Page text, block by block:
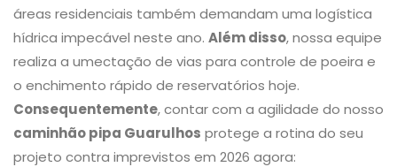
áreas residenciais também demandam uma logística
hídrica impecável neste ano. Além disso, nossa equipe
realiza a umectação de vias para controle de poeira e
o enchimento rápido de reservatórios hoje.
Consequentemente, contar com a agilidade do nosso
caminhão pipa Guarulhos protege a rotina do seu
projeto contra imprevistos em 2026 agora: